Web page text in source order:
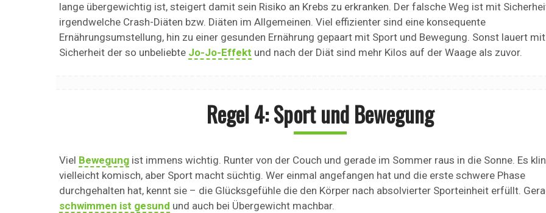
lange übergewichtig ist, steigert damit sein Risiko an Krebs zu erkranken. Der falsche Weg ist mit
irgendwelche Crash-Diäten bzw. Diäten im Allgemeinen. Viel effizienter sind eine konsequente
Ernährungsumstellung, hin zu einer gesunden Ernährung gepaart mit Sport und Bewegung. Sonst lauert mit
Sicherheit der so unbeliebte Jo-Jo-Effekt und nach der Diät sind mehr Kilos auf der Waage als zuvor.
Regel 4: Sport und Bewegung
Viel Bewegung ist immens wichtig. Runter von der Couch und gerade im Sommer raus in die Sonne. Es
vielleicht komisch, aber Sport macht süchtig. Wer einmal angefangen hat und die erste schwere Phase
durchgehalten hat, kennt sie – die Glücksgefühle die den Körper nach absolvierter Sporteinheit erfüllt.
schwimmen ist gesund und auch bei Übergewicht machbar.